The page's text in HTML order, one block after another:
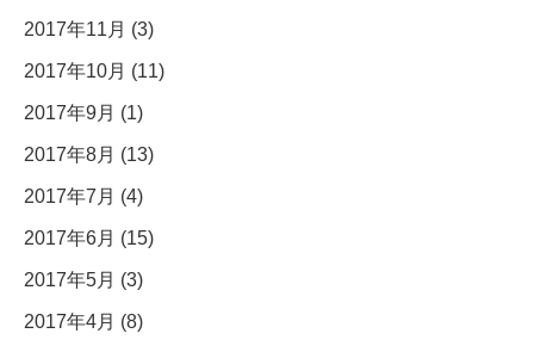
2017年11月 (3)
2017年10月 (11)
2017年9月 (1)
2017年8月 (13)
2017年7月 (4)
2017年6月 (15)
2017年5月 (3)
2017年4月 (8)